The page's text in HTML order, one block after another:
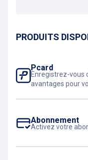
PRODUITS
Pcard
Enregistrez-vous
avantages pour
Abonnement
Activez votre